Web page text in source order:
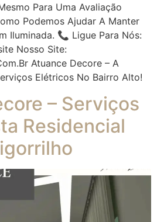
Para Uma Avaliação
Podemos Ajudar A Manter
Iluminada. 📞 Ligue Para Nós:
Nosso Site:
Atuance Decore – A
Elétricos No Bairro Alto!
– Serviços
Residencial